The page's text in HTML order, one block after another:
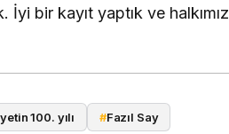
bir kayıt yaptık ve
100. yılı #Fazıl Say